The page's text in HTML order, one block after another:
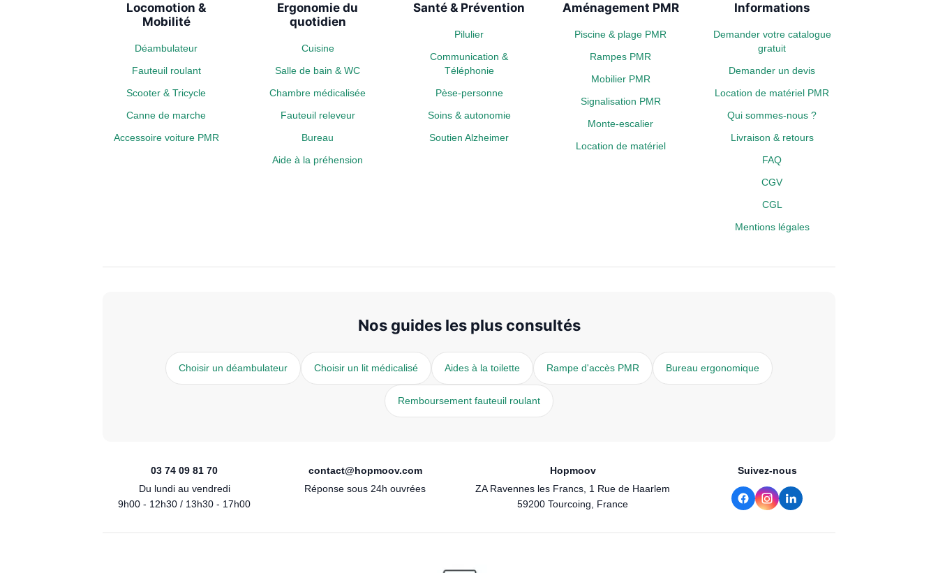
Locomotion &
Mobilité
Déambulateur
Fauteuil roulant
Scooter & Tricycle
Canne de marche
Accessoire voiture PMR
Ergonomie du
quotidien
Cuisine
Salle de bain & WC
Chambre médicalisée
Fauteuil releveur
Bureau
Aide à la préhension
Santé & Prévention
Pilulier
Communication &
Téléphonie
Pèse-personne
Soins & autonomie
Soutien Alzheimer
Aménagement PMR
Piscine & plage PMR
Rampes PMR
Mobilier PMR
Signalisation PMR
Monte-escalier
Location de matériel
Informations
Demander votre catalogue
gratuit
Demander un devis
Location de matériel PMR
Qui sommes-nous ?
Livraison & retours
FAQ
CGV
CGL
Mentions légales
Nos guides les plus consultés
Choisir un déambulateur Choisir un lit médicalisé Aides à la toilette Rampe d'accès PMR Bureau ergonomique
Remboursement fauteuil roulant
03 74 09 81 70
Du lundi au vendredi
9h00 - 12h30 / 13h30 - 17h00
contact@hopmoov.com
Réponse sous 24h ouvrées
Hopmoov
ZA Ravennes les Francs, 1 Rue de Haarlem
59200 Tourcoing, France
Suivez-nous